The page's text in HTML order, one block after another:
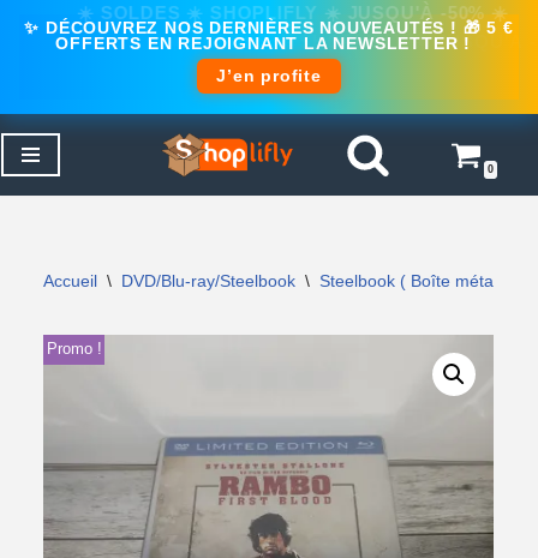
✨ DÉCOUVREZ NOS DERNIÈRES NOUVEAUTÉS ! 🎁 5 €
OFFERTS EN REJOIGNANT LA NEWSLETTER !
J’en profite
Aller
0
Accueil \ DVD/Blu-ray/Steelbook \ Steelbook ( Boîte métal )
Promo !